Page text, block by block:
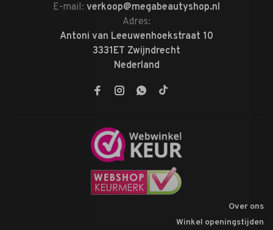
E-mail: verkoop@megabeautyshop.nl
Adres:
Antoni van Leeuwenhoekstraat 10
3331ET Zwijndrecht
Nederland
Over ons
Winkel openingstijden